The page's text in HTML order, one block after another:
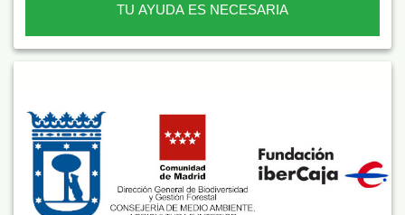
TU AYUDA ES NECESARIA